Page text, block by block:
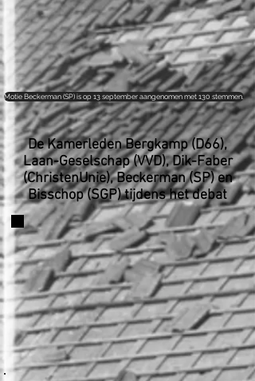
Motie Beckerman (SP) is op 13 september aangenomen met 130 stemmen.
De Kamerleden Bergkamp (D66),
Laan-Geselschap (VVD), Dik-Faber
(ChristenUnie), Beckerman (SP) en
Bisschop (SGP) tijdens het debat